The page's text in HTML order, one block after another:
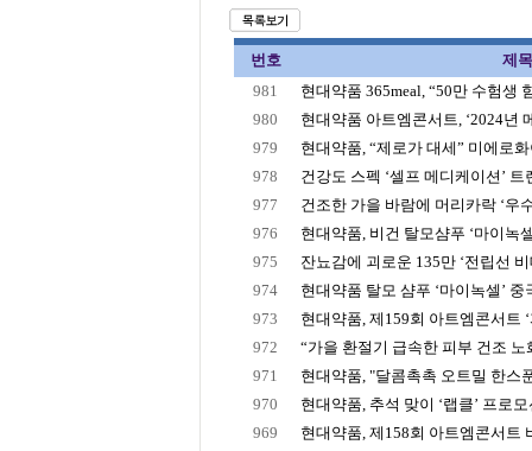
번호
제목
981
현대약품 365meal, “50만 수험생
980
현대약품 아트엠콘서트, ‘2024년
979
현대약품, “제로가 대세” 미에로
978
건강도 스펙 ‘셀프 메디케이션’ 트
977
건조한 가을 바람에 머리카락 ‘우
976
현대약품, 비건 탈모샴푸 ‘마이녹
975
잔뇨감에 괴로운 135만 ‘전립선 비
974
현대약품 탈모 샴푸 ‘마이녹셀’ 중
973
현대약품, 제159회 아트엠콘서트
972
“가을 환절기 급속한 피부 건조 노
971
현대약품, "달콤촉촉 오트밀 한스
970
현대약품, 추석 맞이 ‘랩클’ 프로
969
현대약품, 제158회 아트엠콘서트